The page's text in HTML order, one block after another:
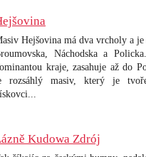
Hejšovina má dva vrcholy a
Náchodska a
kraje, zasahuje až do
rozsáhlý masiv, který je
Kudowa Zdrój